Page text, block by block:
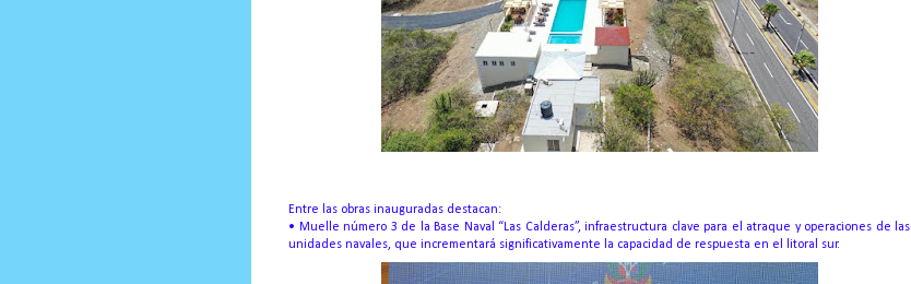
Entre las obras inauguradas destacan:
• Muelle número 3 de la Base Naval “Las Calderas”, infraestructura clave para el atraque y operaciones de las
unidades navales, que incrementará significativamente la capacidad de respuesta en el litoral sur.